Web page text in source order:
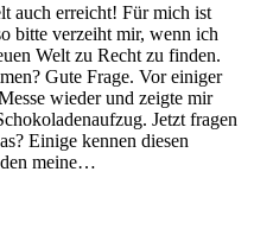
auch erreicht! Für mich ist
bitte verzeiht mir, wenn ich
Welt zu Recht zu finden.
Gute Frage. Vor einiger
wieder und zeigte mir
Jetzt fragen
Einige kennen diesen
meine…